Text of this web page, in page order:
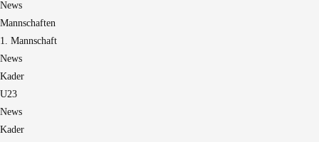
News
Mannschaften
1. Mannschaft
News
Kader
U23
News
Kader